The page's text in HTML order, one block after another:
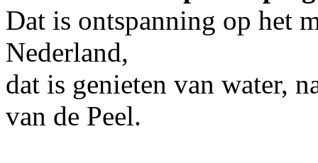
Dat is ontspanning op het
Nederland,
dat is genieten van water,
van de Peel.